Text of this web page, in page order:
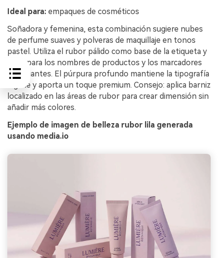
Ideal para: empaques de cosméticos
Soñadora y femenina, esta combinación sugiere nubes
de perfume suaves y polveras de maquillaje en tonos
pastel. Utiliza el rubor pálido como base de la etiqueta y
el lila para los nombres de productos y los marcadores
de variantes. El púrpura profundo mantiene la tipografía
legible y aporta un toque premium. Consejo: aplica barniz
localizado en las áreas de rubor para crear dimensión sin
añadir más colores.
Ejemplo de imagen de belleza rubor lila generada
usando media.io